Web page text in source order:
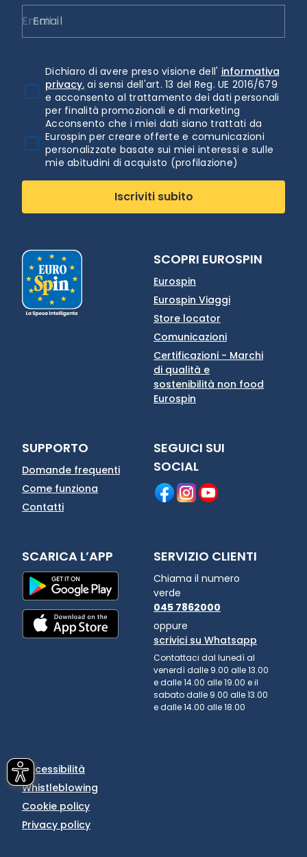
Email
Dichiaro di avere preso visione dell' informativa
privacy. ai sensi dell'art. 13 del Reg. UE 2016/679
e acconsento al trattamento dei dati personali
per finalità promozionali e di marketing
Acconsento che i miei dati siano trattati da
Eurospin per creare offerte e comunicazioni
personalizzate basate sui miei interessi e sulle
mie abitudini di acquisto (profilazione)
Iscriviti subito
SCOPRI EUROSPIN
Eurospin
Eurospin Viaggi
Store locator
Comunicazioni
Certificazioni - Marchi
di qualità e
sostenibilità non food
Eurospin
SUPPORTO
Domande frequenti
Come funziona
Contatti
SEGUICI SUI
SOCIAL
SCARICA L’APP SERVIZIO CLIENTI
Chiama il numero
verde
045 7862000
oppure
scrivici su Whatsapp
Contattaci dal lunedì al
venerdì dalle 9.00 alle 13.00
e dalle 14.00 alle 19.00 e il
sabato dalle 9.00 alle 13.00
e dalle 14.00 alle 18.00
Accessibilità
Whistleblowing
Cookie policy
Privacy policy